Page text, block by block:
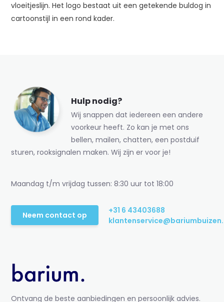
vloeitjeslijn. Het logo bestaat uit een getekende buldog in
cartoonstijl in een rond kader.
Hulp nodig?
Wij snappen dat iedereen een andere
voorkeur heeft. Zo kan je met ons
bellen, mailen, chatten, een postduif
sturen, rooksignalen maken. Wij zijn er voor je!
Maandag t/m vrijdag tussen: 8:30 uur tot 18:00
Neem contact op
+31 6 43403688
Ontvang de beste aanbiedingen en persoonlijk advies.